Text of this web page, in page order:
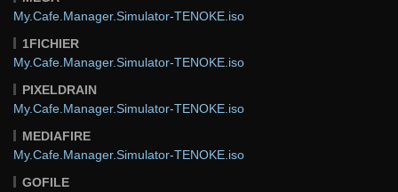
My.Cafe.Manager.Simulator-TENOKE.iso
1FICHIER
My.Cafe.Manager.Simulator-TENOKE.iso
PIXELDRAIN
My.Cafe.Manager.Simulator-TENOKE.iso
MEDIAFIRE
My.Cafe.Manager.Simulator-TENOKE.iso
GOFILE